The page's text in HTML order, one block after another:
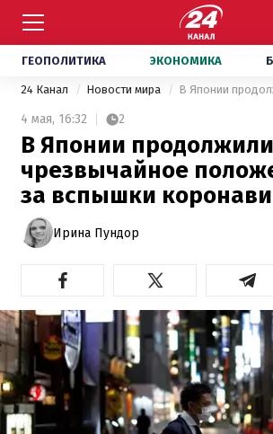
ГЕОПОЛИТИКА ЭКОНОМИКА
24 Канал Новости мира
4 мая, 16:32 2
В Японии продолжили
чрезвычайное
за вспышки
Ирина Пундор